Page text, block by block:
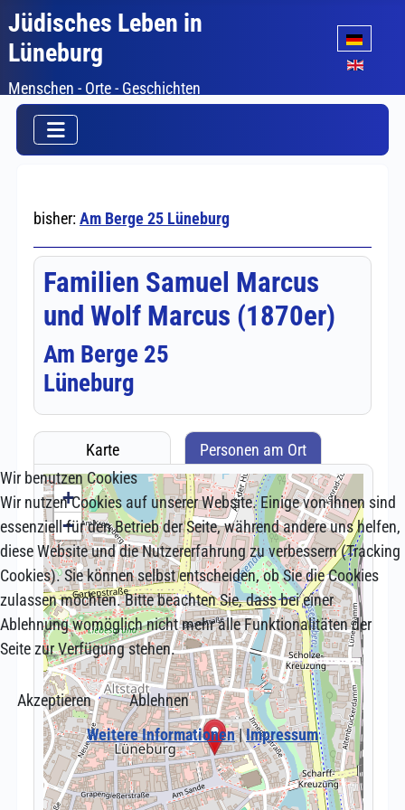
Jüdisches Leben in
Lüneburg
Menschen - Orte - Geschichten
Sprache
Wir benutzen Cookies
Wir nutzen Cookies auf unserer Website. Einige von ihnen sind
essenziell für den Betrieb der Seite, während andere uns helfen,
diese Website und die Nutzererfahrung zu verbessern (Tracking
Cookies). Sie können selbst entscheiden, ob Sie die Cookies
zulassen möchten. Bitte beachten Sie, dass bei einer
Ablehnung womöglich nicht mehr alle Funktionalitäten der
Seite zur Verfügung stehen.
Akzeptieren
Ablehnen
Weitere Informationen|Impressum